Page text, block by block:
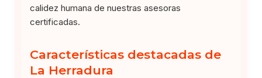
calidez humana de nuestras asesoras
certificadas.
Características destacadas de
La Herradura